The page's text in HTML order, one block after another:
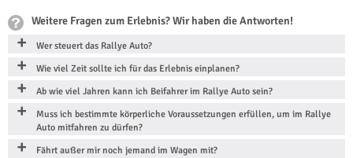
Weitere Fragen zum Erlebnis? Wir haben die Antworten!
Wer steuert das Rallye Auto?
Wie viel Zeit sollte ich für das Erlebnis einplanen?
Ab wie viel Jahren kann ich Beifahrer im Rallye Auto sein?
Muss ich bestimmte körperliche Voraussetzungen erfüllen, um im Rallye
Auto mitfahren zu dürfen?
Fährt außer mir noch jemand im Wagen mit?